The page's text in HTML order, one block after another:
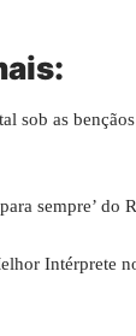
sob as
sempre’ do
Intérprete